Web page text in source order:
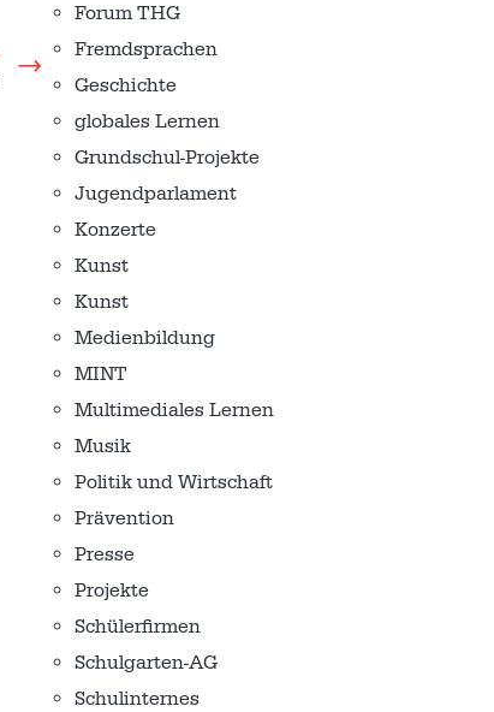
Forum THG
Fremdsprachen
Geschichte
globales Lernen
Grundschul-Projekte
Jugendparlament
Konzerte
Kunst
Kunst
Medienbildung
MINT
Multimediales Lernen
Musik
Politik und Wirtschaft
Prävention
Presse
Projekte
Schülerfirmen
Schulgarten-AG
Schulinternes